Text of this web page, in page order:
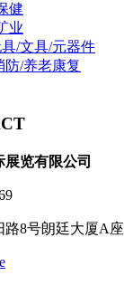
健
业
/文具/元器件
防/养老康复
览有限公司
8号朗廷大厦A